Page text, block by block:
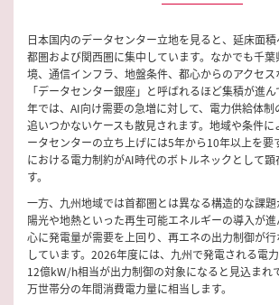
日本国内のデータセンター立地を見ると、延床面
都圏および関西圏に集中しています。なかでも千
境、通信インフラ、地盤条件、都心からのアクセ
「データセンター銀座」と呼ばれるほど集積が進
年では、AI向け需要の急増に対して、電力供給体
追いつかないケースも散見されます。地域や条件
ータセンターの立ち上げには5年から10年以上を要
における電力制約がAI時代のボトルネックとして顕
す。
一方、九州地域では首都圏とは異なる構造的な課
陽光や地熱といった再生可能エネルギーの導入が
心に発電量が需要を上回り、再エネの出力制御が
しています。2026年度には、九州で発電される電
12億kW/h相当が出力制御の対象になると見込まれ
万世帯分の年間消費電力量に相当します。